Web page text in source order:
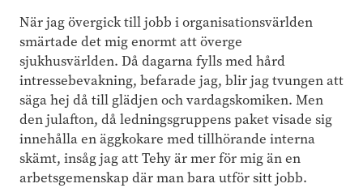
När jag övergick till jobb i organisationsvärlden
smärtade det mig enormt att överge
sjukhusvärlden. Då dagarna fylls med hård
intressebevakning, befarade jag, blir jag tvungen att
säga hej då till glädjen och vardagskomiken. Men
den julafton, då ledningsgruppens paket visade sig
innehålla en äggkokare med tillhörande interna
skämt, insåg jag att Tehy är mer för mig än en
arbetsgemenskap där man bara utför sitt jobb.